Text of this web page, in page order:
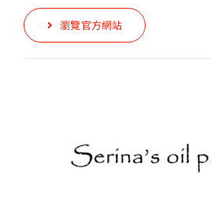
瀏覽官方網站